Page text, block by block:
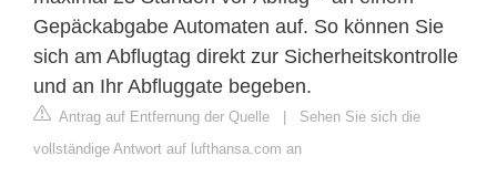
Gepäckabgabe Automaten auf. So können Sie
sich am Abflugtag direkt zur Sicherheitskontrolle
und an Ihr Abfluggate begeben.
Antrag auf Entfernung der Quelle
Sehen Sie sich die
vollständige Antwort auf lufthansa.com an